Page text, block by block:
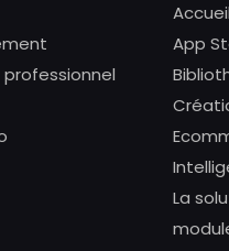
Accueil
App
La